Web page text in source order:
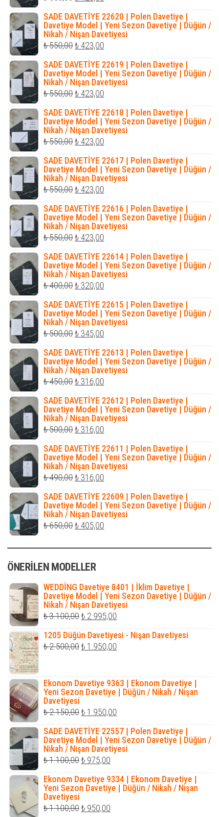
fiyat:
₺ 550,00.fiyat:
₺ 423,00.
SADE DAVETİYE 22620 | Polen Davetiye |
Davetiye Model | Yeni Sezon Davetiye | Düğün /
Nikah / Nişan Davetiyesi
₺550,00Orijinal
fiyat:
₺ 550,00.
₺ 423,00
fiyat:
₺ 423,00.
SADE DAVETİYE 22619 | Polen Davetiye |
Davetiye Model | Yeni Sezon Davetiye | Düğün /
Nikah / Nişan Davetiyesi
₺550,00Orijinal
fiyat:
₺ 550,00.
₺ 423,00
fiyat:
₺ 423,00.
SADE DAVETİYE 22618 | Polen Davetiye |
Davetiye Model | Yeni Sezon Davetiye | Düğün /
Nikah / Nişan Davetiyesi
₺550,00Orijinal
fiyat:
₺ 550,00.
₺ 423,00
fiyat:
₺ 423,00.
SADE DAVETİYE 22617 | Polen Davetiye |
Davetiye Model | Yeni Sezon Davetiye | Düğün /
Nikah / Nişan Davetiyesi
₺550,00Orijinal
fiyat:
₺ 550,00.
₺ 423,00
fiyat:
₺ 423,00.
SADE DAVETİYE 22616 | Polen Davetiye |
Davetiye Model | Yeni Sezon Davetiye | Düğün /
Nikah / Nişan Davetiyesi
₺550,00Orijinal
fiyat:
₺ 550,00.
₺ 423,00
fiyat:
₺ 423,00.
SADE DAVETİYE 22614 | Polen Davetiye |
Davetiye Model | Yeni Sezon Davetiye | Düğün /
Nikah / Nişan Davetiyesi
₺400,00Orijinal
fiyat:
₺ 400,00.
₺ 320,00
fiyat:
₺ 320,00.
SADE DAVETİYE 22615 | Polen Davetiye |
Davetiye Model | Yeni Sezon Davetiye | Düğün /
Nikah / Nişan Davetiyesi
₺500,00Orijinal
fiyat:
₺ 500,00.
₺ 345,00
fiyat:
₺ 345,00.
SADE DAVETİYE 22613 | Polen Davetiye |
Davetiye Model | Yeni Sezon Davetiye | Düğün /
Nikah / Nişan Davetiyesi
₺450,00Orijinal
fiyat:
₺ 450,00.
₺ 316,00
fiyat:
₺ 316,00.
SADE DAVETİYE 22612 | Polen Davetiye |
Davetiye Model | Yeni Sezon Davetiye | Düğün /
Nikah / Nişan Davetiyesi
₺500,00Orijinal
fiyat:
₺ 500,00.
₺ 316,00
fiyat:
₺ 316,00.
SADE DAVETİYE 22611 | Polen Davetiye |
Davetiye Model | Yeni Sezon Davetiye | Düğün /
Nikah / Nişan Davetiyesi
₺490,00Orijinal
fiyat:
₺ 490,00.
₺ 316,00
fiyat:
₺ 316,00.
SADE DAVETİYE 22609 | Polen Davetiye |
Davetiye Model | Yeni Sezon Davetiye | Düğün /
Nikah / Nişan Davetiyesi
₺650,00Orijinal
₺ 405,00
ÖNERILEN MODELLER
WEDDİNG Davetiye 8401 | İklim Davetiye |
Davetiye Model | Yeni Sezon Davetiye | Düğün /
Nikah / Nişan Davetiyesi
₺3.100,00Orijinal
₺ 3.100,00.
₺ 2.995,00
1205 Düğün Davetiyesi - Nişan Davetiyesi
₺2.500,00Orijinal
₺ 1.950,00
₺ 1.950,00.
Ekonom Davetiye 9363 | Ekonom Davetiye |
Yeni Sezon Davetiye | Düğün / Nikah / Nişan
Davetiyesi
₺2.150,00Orijinal
fiyat:
₺ 2.150,00.
₺ 1.950,00
fiyat:
₺ 1.950,00.
SADE DAVETİYE 22557 | Polen Davetiye |
Davetiye Model | Yeni Sezon Davetiye | Düğün /
Nikah / Nişan Davetiyesi
₺1.100,00Orijinal
₺ 1.100,00.
₺ 975,00
fiyat:
Ekonom Davetiye 9334 | Ekonom Davetiye |
Yeni Sezon Davetiye | Düğün / Nikah / Nişan
Davetiyesi
₺1.100,00Orijinal
₺ 950,00